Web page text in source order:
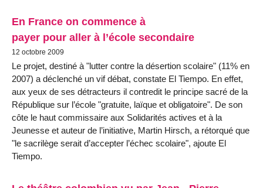
En France on commence à
payer pour aller à l’école secondaire
12 octobre 2009
Le projet, destiné à "lutter contre la désertion scolaire" (11% en
2007) a déclenché un vif débat, constate El Tiempo. En effet,
aux yeux de ses détracteurs il contredit le principe sacré de la
République sur l’école "gratuite, laïque et obligatoire". De son
côte le haut commissaire aux Solidarités actives et à la
Jeunesse et auteur de l’initiative, Martin Hirsch, a rétorqué que
"le sacrilège serait d’accepter l’échec scolaire", ajoute El
Tiempo.